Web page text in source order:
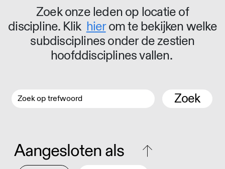
Zoek onze leden op locatie of
discipline. Klik hierom te bekijken welke
subdisciplines onder de zestien
hoofddisciplines vallen.
Zoek
Aangesloten als